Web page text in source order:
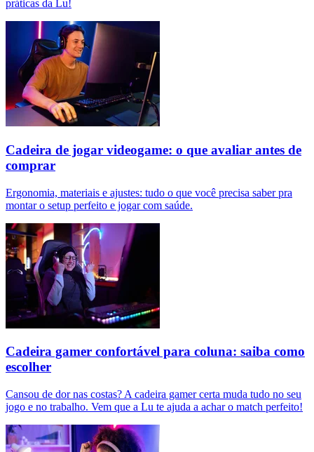
práticas da Lu!
Cadeira de jogar videogame: o que avaliar antes de
comprar
Ergonomia, materiais e ajustes: tudo o que você precisa saber pra
montar o setup perfeito e jogar com saúde.
Cadeira gamer confortável para coluna: saiba como
escolher
Cansou de dor nas costas? A cadeira gamer certa muda tudo no seu
jogo e no trabalho. Vem que a Lu te ajuda a achar o match perfeito!